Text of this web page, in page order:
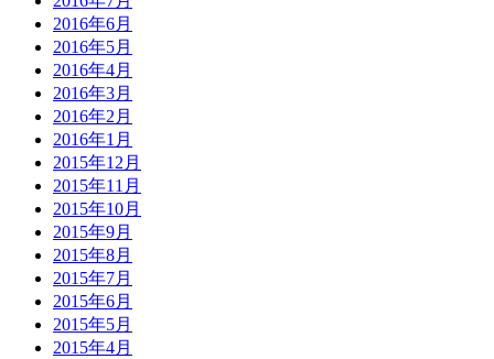
2016年6月
2016年5月
2016年4月
2016年3月
2016年2月
2016年1月
2015年12月
2015年11月
2015年10月
2015年9月
2015年8月
2015年7月
2015年6月
2015年5月
2015年4月